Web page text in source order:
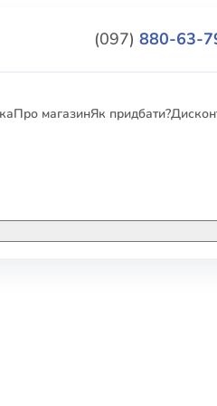
(097) 880-63-
Про магазинЯк придбати?